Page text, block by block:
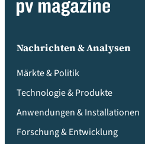
Nachrichten & Analysen
Märkte & Politik
Technologie & Produkte
Anwendungen & Installationen
Forschung & Entwicklung